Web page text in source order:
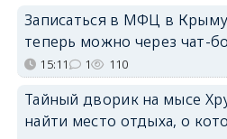
Записаться в МФЦ в
теперь можно через чат-
15:11 1 110
Тайный дворик на мысе
найти место отдыха, о